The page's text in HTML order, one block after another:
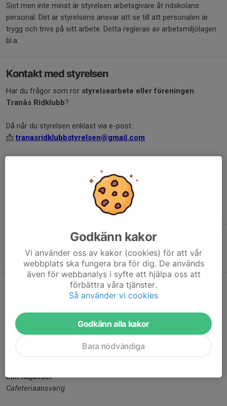
Sist men inte minst är styrelsen arbetsgivare åt ridskolans
personal. Det är styrelsens ansvar att se till att personalen är
trygg och trivs på sitt arbete. Detta regleras av arbetsmiljölagen
bl.a.
Kontakt med styrelsen
Har du frågor som rör styrelsearbete eller föreningen
Tranås Ridklubb?
Då når du styrelsen enklast via e-post:
📩 tranasridklubbstyrelsen@gmail.com
Observera att styrelsen inte besvarar frågor som skickas privat
via några sociala medier till enskilda ledamöter.
Vi tar med potentiella frågor och synpunkter till styrelsemöten
Kontakta styrelsen
till formuläret
Styrelsemedlemmar
Ordförande, personalfrågor
Elin Kajander
Cafeteriaansvarig
Godkänn kakor
Vi använder oss av kakor (cookies) för att vår
webbplats ska fungera bra för dig. De används
även för webbanalys i syfte att hjälpa oss att
förbättra våra tjänster.
Så använder vi cookies
Godkänn alla kakor
Bara nödvändiga